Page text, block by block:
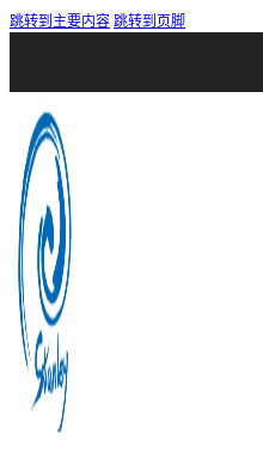
跳转到主要内容跳转到页脚